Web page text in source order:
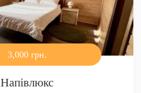
3,000 грн.
Напівлюкс